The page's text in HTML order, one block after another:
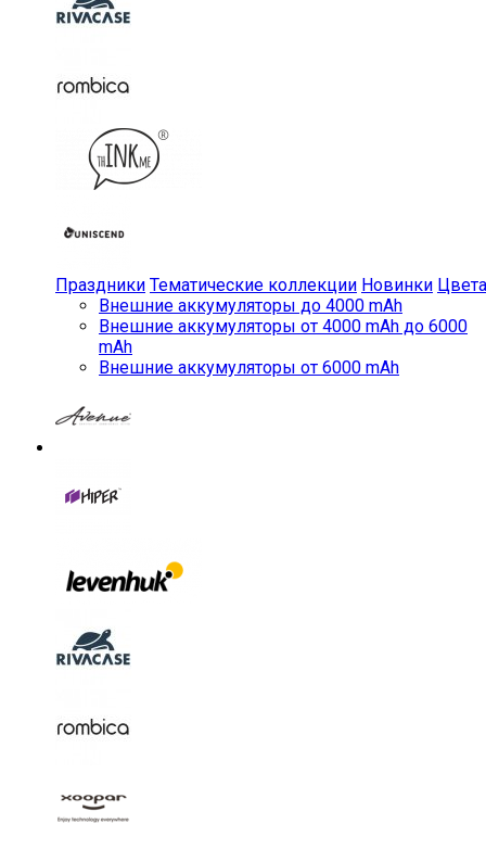
Праздники Тематические коллекции Новинки Цвета
Внешние аккумуляторы до 4000 mAh
Внешние аккумуляторы от 4000 mAh до 6000
mAh
Внешние аккумуляторы от 6000 mAh